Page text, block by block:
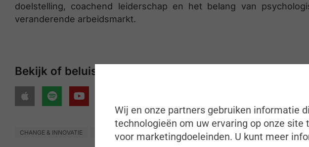
doelstelling, coachend leiderschap en het belang van
veranderende arbeidsmarkt.
Bekijk of beluister onze podcasts op
CHANGE & INNOVATIE EMPLOYEE ENGAGEMENT & EXPERIENCE LEADERSHIP
Wij en onze partners gebruiken informatie
technologieën om uw ervaring op onze site
voor marketingdoeleinden. U kunt meer